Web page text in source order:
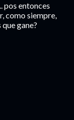
pos entonces
como siempre,
gane?